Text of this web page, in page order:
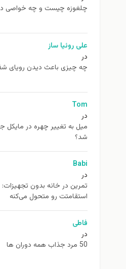
چلغوزه چیست و چه خواصی
علی روئیا ساز
در
چه چیزی باعث دیدن رویای
Tom
در
ميل به تغيير چهره در
شد؟
Babi
در
استقامتت رو متحول می‌کنه
فاطی
در
50 مرد جذاب همه دوران ها